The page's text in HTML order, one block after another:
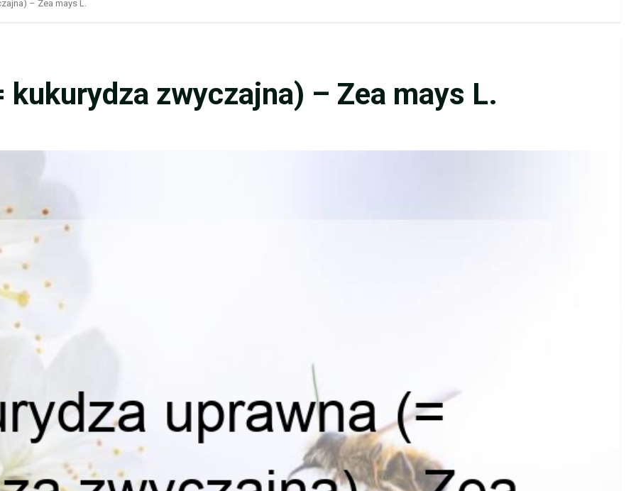
– Zea mays L.
kukurydza zwyczajna) – Zea mays L.